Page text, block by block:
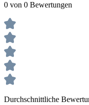
0 von 0 Bewertungen
Durchschnittliche